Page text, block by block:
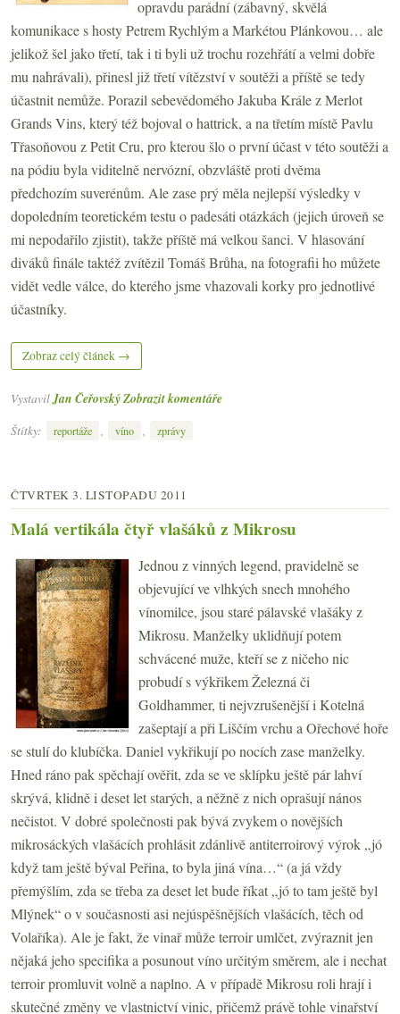
opravdu parádní (zábavný, skvělá
komunikace s hosty Petrem Rychlým a Markétou Plánkovou… ale
jelikož šel jako třetí, tak i ti byli už trochu rozehřátí a velmi dobře
mu nahrávali), přinesl již třetí vítězství v soutěži a příště se tedy
účastnit nemůže. Porazil sebevědomého Jakuba Krále z Merlot
Grands Vins, který též bojoval o hattrick, a na třetím místě Pavlu
Třasoňovou z Petit Cru, pro kterou šlo o první účast v této soutěži a
na pódiu byla viditelně nervózní, obzvláště proti dvěma
předchozím suverénům. Ale zase prý měla nejlepší výsledky v
dopoledním teoretickém testu o padesáti otázkách (jejich úroveň se
mi nepodařilo zjistit), takže příště má velkou šanci. V hlasování
diváků finále taktéž zvítězil Tomáš Brůha, na fotografii ho můžete
vidět vedle válce, do kterého jsme vhazovali korky pro jednotlivé
účastníky.
Zobraz celý článek →
Vystavil Jan ČeřovskýZobrazit komentáře
Štítky:
reportáže , víno , zprávy
ČTVRTEK 3. LISTOPADU 2011
Malá vertikála čtyř vlašáků z Mikrosu
Jednou z vinných legend, pravidelně se
objevující ve vlhkých snech mnohého
vínomilce, jsou staré pálavské vlašáky z
Mikrosu. Manželky uklidňují potem
schvácené muže, kteří se z ničeho nic
probudí s výkřikem Železná či
Goldhammer, ti nejvzrušenější i Kotelná
zašeptají a při Liščím vrchu a Ořechové hoře
se stulí do klubíčka. Daniel vykřikují po nocích zase manželky.
Hned ráno pak spěchají ověřit, zda se ve sklípku ještě pár lahví
skrývá, klidně i deset let starých, a něžně z nich oprašují nános
nečistot. V dobré společnosti pak bývá zvykem o novějších
mikrosáckých vlašácích prohlásit zdánlivě antiterroirový výrok „jó
když tam ještě býval Peřina, to byla jiná vína…“ (a já vždy
přemýšlím, zda se třeba za deset let bude říkat „jó to tam ještě byl
Mlýnek“ o v současnosti asi nejúspěšnějších vlašácích, těch od
Volaříka). Ale je fakt, že vinař může terroir umlčet, zvýraznit jen
nějaká jeho specifika a posunout víno určitým směrem, ale i nechat
terroir promluvit volně a naplno. A v případě Mikrosu roli hrají i
skutečné změny ve vlastnictví vinic, přičemž právě tohle vinařství